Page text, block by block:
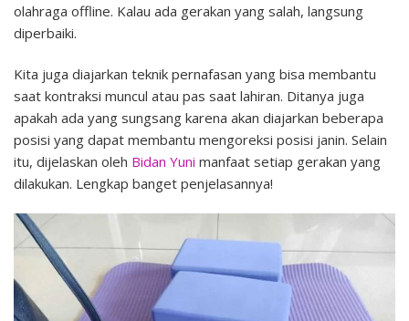
olahraga offline. Kalau ada gerakan yang salah, langsung
diperbaiki.
Kita juga diajarkan teknik pernafasan yang bisa membantu
saat kontraksi muncul atau pas saat lahiran. Ditanya juga
apakah ada yang sungsang karena akan diajarkan beberapa
posisi yang dapat membantu mengoreksi posisi janin. Selain
itu, dijelaskan oleh Bidan Yuni manfaat setiap gerakan yang
dilakukan. Lengkap banget penjelasannya!